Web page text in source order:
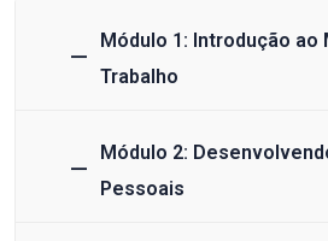
Módulo 1: Introdução ao
Trabalho
Módulo 2:
Pessoais